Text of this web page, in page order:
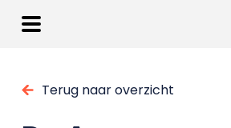
Terug naar overzicht